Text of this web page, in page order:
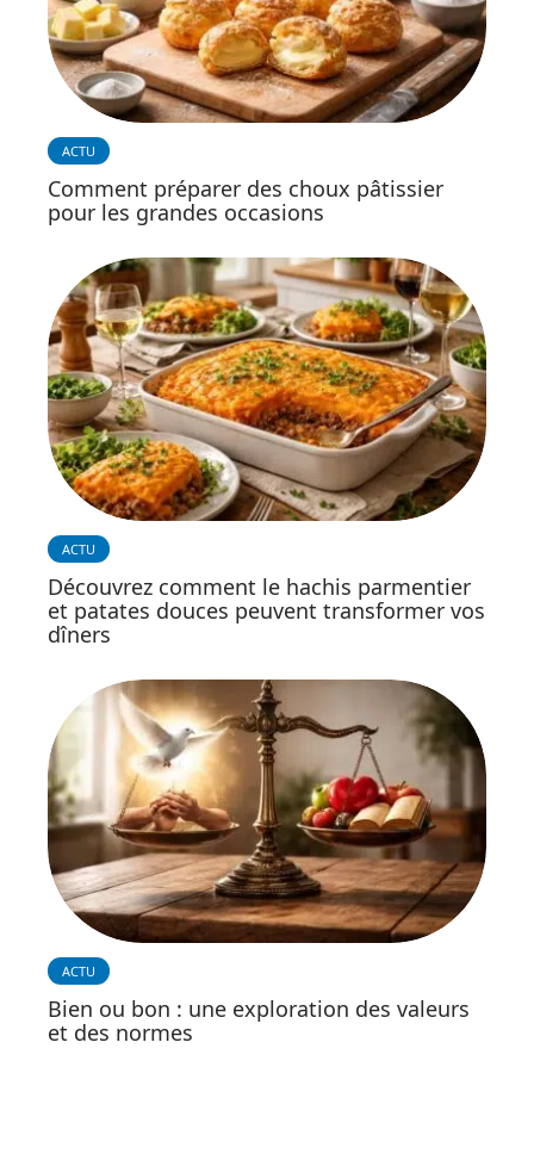
ACTU
Comment préparer des choux pâtissier
pour les grandes occasions
ACTU
Découvrez comment le hachis parmentier
et patates douces peuvent transformer vos
dîners
ACTU
Bien ou bon : une exploration des valeurs
et des normes